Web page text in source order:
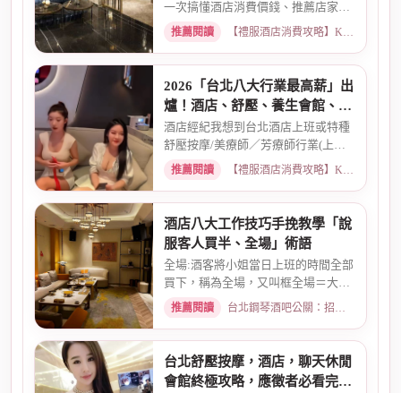
一次搞懂酒店消費價錢、推薦店家、
喝酒介紹。從基本消費、包廂...
推薦閱讀 【禮服酒店消費攻略】KTV喝酒娛樂、價格試算 · 2026-03-16
2026「台北八大行業最高薪」出
爐！酒店、舒壓、養生會館、經
紀人推薦
酒店經紀我想到台北酒店上班或特種
舒壓按摩/美療師／芳療師行業(上班
天數可自選) 特種行業工作也...
推薦閱讀 【禮服酒店消費攻略】KTV喝酒娛樂、價格試算 · 2026-01-15
酒店八大工作技巧手挽教學「說
服客人買半、全場」術語
全場:酒客將小姐當日上班的時間全部
買下，稱為全場，又叫框全場＝大框
＝外全酒店買框送s外全多少...
推薦閱讀 台北鋼琴酒吧公關：招募條件與工作環境介紹 · 2026-03-26
台北舒壓按摩，酒店，聊天休閒
會館終極攻略，應徵者必看完整